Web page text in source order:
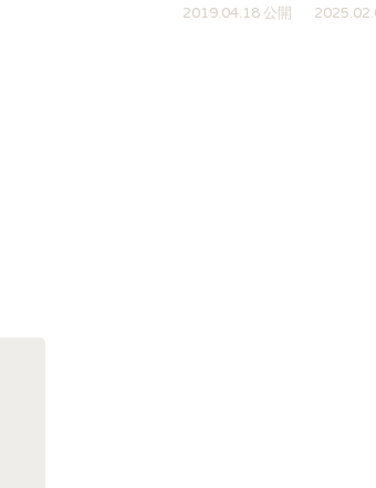
2019.04.18 公開